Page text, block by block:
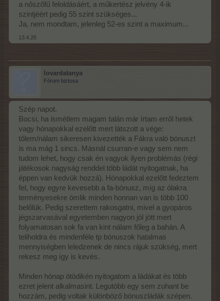
a nőszőfű feloldásáért, a műkertész jelvény 4-ik
szintjéért pedig 55 szint szükséges...
Ja, nem mondtam, jelenleg 52-es szint a maximum...
13.4.26
lovardatanya
Fórum biztosa
Szép napot.
Bocsi, ha ismétlem magam talán már írtam erről hetek
vagy hónapokkal ezelőtt mert látszott a vége:
tőlem/nálam sikeresen kivezették a Fákra való bónuszt
is ma mág 1 sincs. Másnál csurran-e vagy sem nem
tudom lehet, hogy csak én vagyok ilyen problémás (régi
játékosok nagyság renddel több ládát nyitogatnak, ha
éppen van kedvük hozzá). Hónapokkal ezelőtt fedeztem
fel, hogy egyre kevesebb a fa-bónusz, míg az ólakra
terményesekre ömlik minden honnan van is több 100
belőlük. Pedig szerettem rakosgatni, mivel a gyopáros
jégszarvasával egyetemben nagyon jól jött mert
folyamatosan sok fa van kint nálam főleg a bahán. A
teliholdra és mindenféle tp bónuszok hatalmas
mennyiségben leledzenek de nincs rájuk szükség, mert
rekesz meg így is kevés.
Minden hónap ötödikén nyitogatom a ládákat és több
ezret jelent alkalmasint. Legutóbb egy sem zuhant be
hozzám, pedig voltak különböző bónuszládák szépen.